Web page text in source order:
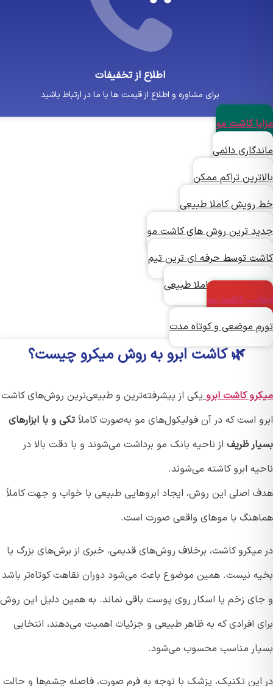
اطلاع از تخفیفات
برای مشاوره و اطلاع از قیمت ها با ما در ارتباط باشید
کاشت مو
دائمی
تراکم ممکن
کاملا طبیعی
ترین روش های کاشت مو
توسط حرفه ای ترین تیم
دائمی و کاملا طبیعی
کاشت مو
موضعی و کوتاه مدت
🌿 کاشت ابرو به روش میکرو چیست؟
کاشت ابرو یکی از پیشرفته‌ترین و طبیعی‌ترین روش‌های کاشت
است که در آن فولیکول‌های مو به‌صورت کاملاًتکی و با ابزارهای
ظریفاز ناحیه بانک مو برداشت می‌شوند و با دقت بالا در
ابرو کاشته می‌شوند.
اصلی این روش، ایجاد ابروهایی طبیعی با خواب و جهت کاملاً
با موهای واقعی صورت است.
کاشت، برخلاف روش‌های قدیمی، خبری از برش‌های بزرگ یا
نیست. همین موضوع باعث می‌شود دوران نقاهت کوتاه‌تر باشد
زخم یا اسکار روی پوست باقی نماند. به همین دلیل این روش
افرادی که به ظاهر طبیعی و جزئیات اهمیت می‌دهند، انتخابی
مناسب محسوب می‌شود.
تکنیک، پزشک با توجه به فرم صورت، فاصله چشم‌ها و حالت